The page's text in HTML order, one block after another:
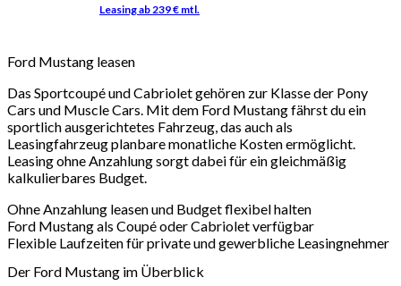
Ford Mustang leasen
Das Sportcoupé und Cabriolet gehören zur Klasse der Pony
Cars und Muscle Cars. Mit dem Ford Mustang fährst du ein
sportlich ausgerichtetes Fahrzeug, das auch als
Leasingfahrzeug planbare monatliche Kosten ermöglicht.
Leasing ohne Anzahlung sorgt dabei für ein gleichmäßig
kalkulierbares Budget.
Ohne Anzahlung leasen und Budget flexibel halten
Ford Mustang als Coupé oder Cabriolet verfügbar
Flexible Laufzeiten für private und gewerbliche Leasingnehmer
Der Ford Mustang im Überblick